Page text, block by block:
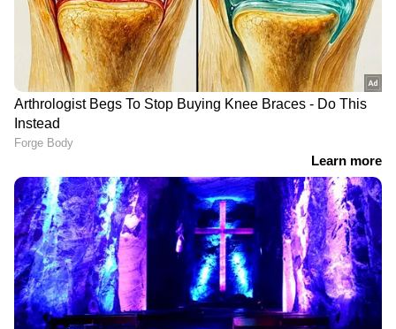
DOWNLOAD APP
കേരളത്തിലെ എല്ലാ Local News
അറിയാൻ
എപ്പോഴും ഏഷ്യാനെറ്റ് ന്യൂസ് വാർത്തകൾ.
Malayalam News
അപ്‌ഡേറ്റുകളും
ആഴത്തിലുള്ള വിശകലനവും സമഗ്രമായ
റിപ്പോർട്ടിംഗും — എല്ലാം ഒരൊറ്റ സ്ഥലത്ത്.
ഏത് സമയത്തും, എവിടെയും